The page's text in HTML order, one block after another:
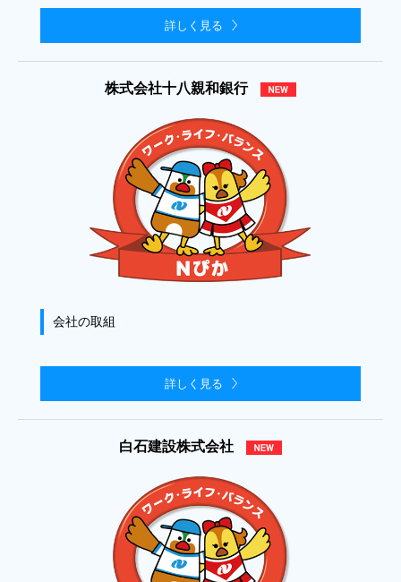
詳しく見る
株式会社十八親和銀行
会社の取組
詳しく見る
白石建設株式会社